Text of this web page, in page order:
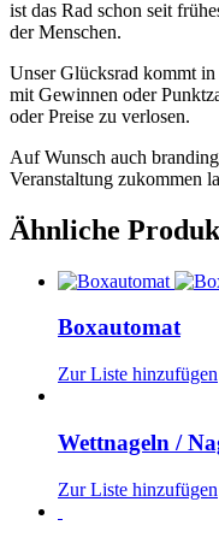
ist das Rad schon seit
der Menschen.
Unser Glücksrad kommt
mit Gewinnen oder
oder Preise zu verlosen.
Auf Wunsch auch
Veranstaltung zukommen
Ähnliche
Boxautomat
Zur Liste hinzufügen
Wettnageln /
Zur Liste hinzufügen